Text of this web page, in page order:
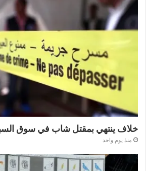
خلاف ينتهي بمقتل شاب في سوق
منذ يوم واحد